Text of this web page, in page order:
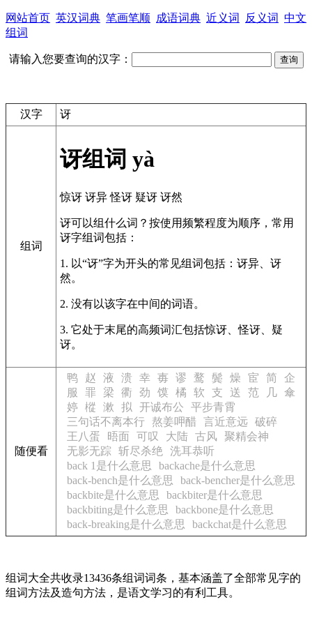
网站首页 英汉词典 笔画笔顺 成语词典 近义词 反义词 中文
组词
请输入您要查询的汉字：
汉字 讶
组词
讶组词 yà
惊讶 讶异 怪讶 疑讶 讶然
讶可以组什么词？按使用频繁程度为顺序，常用
讶字组词包括：
1. 以“讶”字为开头的常见组词包括：讶异、讶
然。
2. 没有以该字在中间的词语。
3. 它处于末尾的高频词汇包括惊讶、怪讶、疑
讶。
随便看
鸭 赵 液 溃 幸 毐 谬 鹜 鬓 燥 宦 简
企
服
罪 梁 衢 劲 馍 橘 软 支 送 范 几 傘
婷
樅 漱 拟 开诚布公
平步青霄
三句话不离本行
熬姜呷醋 言近意远
破碎
王八蛋
晤面 可叹 大陆 古风
聚精会神
无影无踪
斩尽杀绝
洗耳恭听
back 1是什么意思
backache是什么意思
back-bench是什么意思
back-bencher是什么意思
backbite是什么意思
backbiter是什么意思
backbiting是什么意思
backbone是什么意思
back-breaking是什么意思
backchat是什么意思
组词大全共收录13436条组词词条，基本涵盖了全部常见字的
组词方法及造句方法，是语文学习的有利工具。